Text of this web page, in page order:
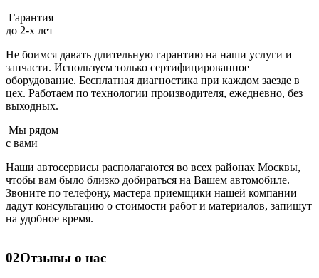
Гарантия
до 2-х лет
Не боимся давать длительную гарантию на наши услуги и
запчасти. Используем только сертифицированное
оборудование. Бесплатная диагностика при каждом заезде в
цех. Работаем по технологии производителя, ежедневно, без
выходных.
Мы рядом
с вами
Наши автосервисы располагаются во всех районах Москвы,
чтобы вам было близко добираться на Вашем автомобиле.
Звоните по телефону, мастера приемщики нашей компании
дадут консультацию о стоимости работ и материалов, запишут
на удобное время.
02Отзывы о нас